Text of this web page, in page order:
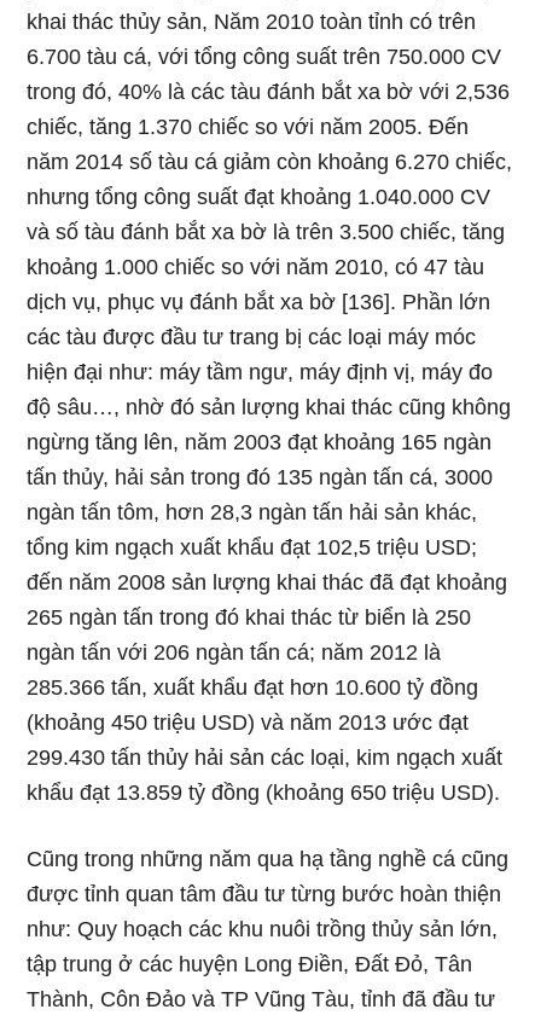
khai thác thủy sản, Năm 2010 toàn tỉnh có trên
6.700 tàu cá, với tổng công suất trên 750.000 CV
trong đó, 40% là các tàu đánh bắt xa bờ với 2,536
chiếc, tăng 1.370 chiếc so với năm 2005. Đến
năm 2014 số tàu cá giảm còn khoảng 6.270 chiếc,
nhưng tổng công suất đạt khoảng 1.040.000 CV
và số tàu đánh bắt xa bờ là trên 3.500 chiếc, tăng
khoảng 1.000 chiếc so với năm 2010, có 47 tàu
dịch vụ, phục vụ đánh bắt xa bờ [136]. Phần lớn
các tàu được đầu tư trang bị các loại máy móc
hiện đại như: máy tầm ngư, máy định vị, máy đo
độ sâu…, nhờ đó sản lượng khai thác cũng không
ngừng tăng lên, năm 2003 đạt khoảng 165 ngàn
tấn thủy, hải sản trong đó 135 ngàn tấn cá, 3000
ngàn tấn tôm, hơn 28,3 ngàn tấn hải sản khác,
tổng kim ngạch xuất khẩu đạt 102,5 triệu USD;
đến năm 2008 sản lượng khai thác đã đạt khoảng
265 ngàn tấn trong đó khai thác từ biển là 250
ngàn tấn với 206 ngàn tấn cá; năm 2012 là
285.366 tấn, xuất khẩu đạt hơn 10.600 tỷ đồng
(khoảng 450 triệu USD) và năm 2013 ước đạt
299.430 tấn thủy hải sản các loại, kim ngạch xuất
khẩu đạt 13.859 tỷ đồng (khoảng 650 triệu USD).
Cũng trong những năm qua hạ tầng nghề cá cũng
được tỉnh quan tâm đầu tư từng bước hoàn thiện
như: Quy hoạch các khu nuôi trồng thủy sản lớn,
tập trung ở các huyện Long Điền, Đất Đỏ, Tân
Thành, Côn Đảo và TP Vũng Tàu, tỉnh đã đầu tư